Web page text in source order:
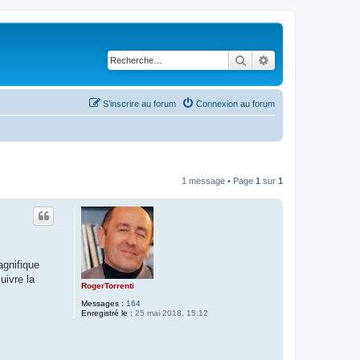
Rechercher
Connexion au forum
S’inscrire au forum
1 message • Page 1 sur 1
RogerTorrenti
Messages : 164
Enregistré le : 25 mai 2018, 15:12
la